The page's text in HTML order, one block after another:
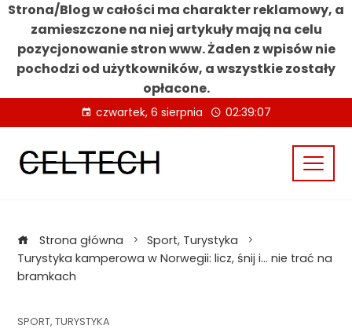
Strona/Blog w całości ma charakter reklamowy, a
zamieszczone na niej artykuły mają na celu
pozycjonowanie stron www. Żaden z wpisów nie
pochodzi od użytkowników, a wszystkie zostały
opłacone.
to
content
czwartek, 6 sierpnia 02:39:08
Strona główna
Sport, Turystyka
Turystyka kamperowa w Norwegii: licz, śnij i… nie trać na
bramkach
SPORT, TURYSTYKA